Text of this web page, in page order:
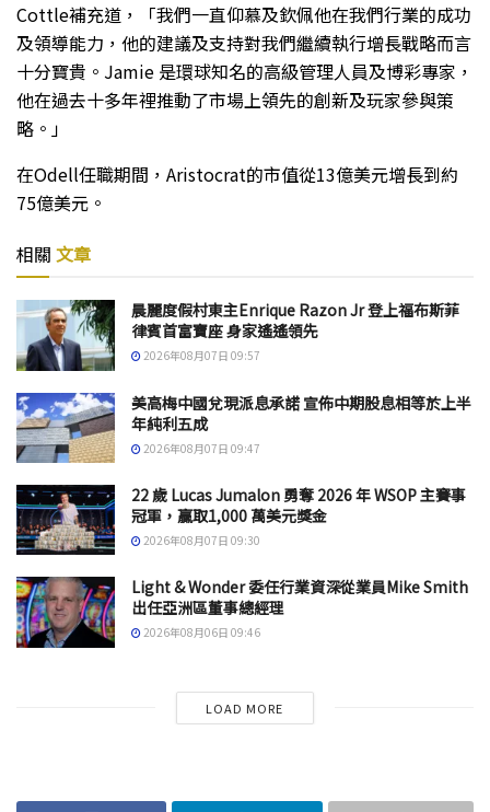
Cottle補充道，「我們一直仰慕及欽佩他在我們行業的成功
及領導能力，他的建議及支持對我們繼續執行增長戰略而言
十分寶貴。Jamie 是環球知名的高級管理人員及博彩專家，
他在過去十多年裡推動了市場上領先的創新及玩家參與策
略。」
在Odell任職期間，Aristocrat的市值從13億美元增長到約
75億美元。
相關 文章
晨麗度假村東主Enrique Razon Jr 登上福布斯菲
律賓首富寶座 身家遙遙領先
2026年08月07日 09:57
美高梅中國兌現派息承諾 宣佈中期股息相等於上半
年純利五成
2026年08月07日 09:47
22 歲 Lucas Jumalon 勇奪 2026 年 WSOP 主賽事
冠軍，贏取1,000 萬美元獎金
2026年08月07日 09:30
Light & Wonder 委任行業資深從業員Mike Smith
出任亞洲區董事總經理
2026年08月06日 09:46
LOAD MORE